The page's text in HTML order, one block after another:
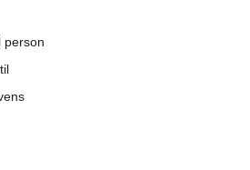
person